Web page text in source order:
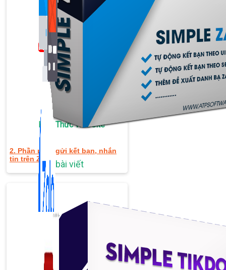
Bán Hàng Online
2,632 bài viết
New
Kiến Thức Website
309 bài viết
2. Phần mềm gửi kết bạn, nhắn
tin trên Zalo